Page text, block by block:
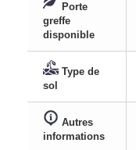
Porte
greffe
disponible
Type de
sol
Autres
informations